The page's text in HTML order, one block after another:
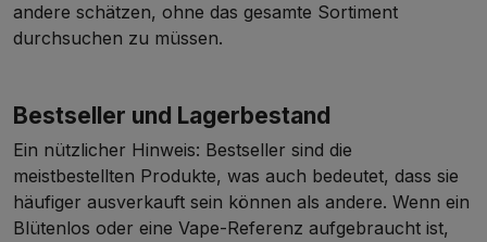
andere schätzen, ohne das gesamte Sortiment
durchsuchen zu müssen.
Bestseller und Lagerbestand
Ein nützlicher Hinweis: Bestseller sind die
meistbestellten Produkte, was auch bedeutet, dass sie
häufiger ausverkauft sein können als andere. Wenn ein
Blütenlos oder eine Vape-Referenz aufgebraucht ist,